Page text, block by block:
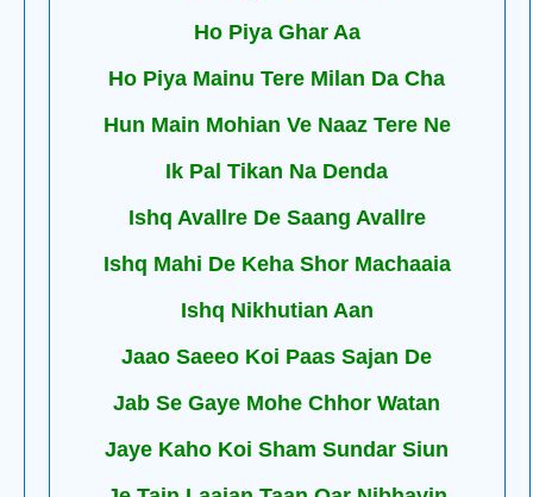
Ho Piya Ghar Aa
Ho Piya Mainu Tere Milan Da Cha
Hun Main Mohian Ve Naaz Tere Ne
Ik Pal Tikan Na Denda
Ishq Avallre De Saang Avallre
Ishq Mahi De Keha Shor Machaaia
Ishq Nikhutian Aan
Jaao Saeeo Koi Paas Sajan De
Jab Se Gaye Mohe Chhor Watan
Jaye Kaho Koi Sham Sundar Siun